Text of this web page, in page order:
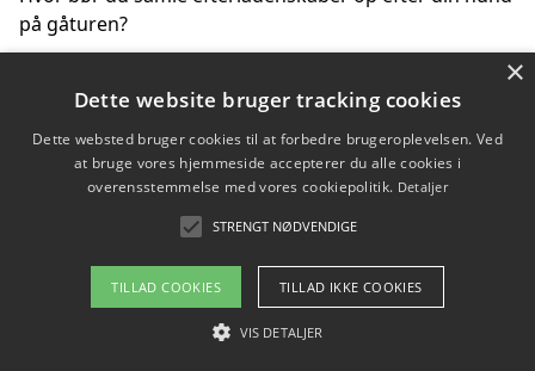
på gåturen?
Sådan rydder du effektivt op efter et stort event
Copyright 2026 - Pilanto Aps
Om / kontakt
Blog Betingelser
×
Dette website bruger tracking cookies
Dette websted bruger cookies til at forbedre brugeroplevelsen. Ved
at bruge vores hjemmeside accepterer du alle cookies i
overensstemmelse med vores cookiepolitik. Detaljer
STRENGT NØDVENDIGE
TILLAD COOKIES TILLAD IKKE COOKIES
VIS DETALJER